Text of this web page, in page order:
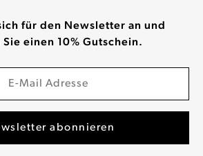
für den Newsletter an und
einen 10% Gutschein.